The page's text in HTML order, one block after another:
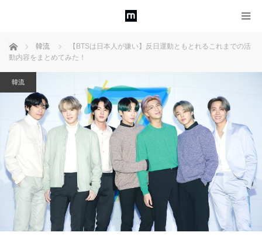
ホーム 韓流
【BTSは日本人が嫌い】反日運動ともとれるこれまでの活
動内容をまとめてみた！
韓流